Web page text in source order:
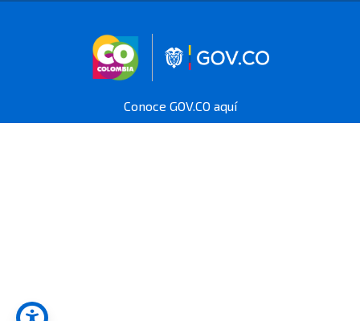
Logo marca Colombia
Logo Gobierno
Conoce GOV.CO aquí